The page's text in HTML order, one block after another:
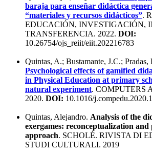
baraja para enseñar didáctica
“materiales y recursos didácticos”.
EDUCACIÓN, INVESTIGACIÓN,
TRANSFERENCIA. 2022. DOI:
10.26754/ojs_reiit/eiit.202216783
Quintas, A.; Bustamante, J.C.; Pradas,
Psychological effects of gamified
in Physical Education at primary
natural experiment. COMPUTERS
2020. DOI: 10.1016/
Quintas, Alejandro. Analysis of the
exergames: reconceptualization and
approach. SCHOLÉ. RIVISTA DI
STUDI CULTURALI. 2019